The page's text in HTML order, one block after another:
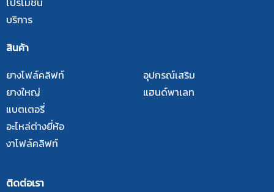
บริการ
สินค้า
ยางโฟล์คลิฟท์
ยางใหญ่
แบตเตอรี่
อะไหล่ต่างยี่ห้อ
งาโฟล์คลิฟท์
อุปกรณ์เสริม
แฮนด์พาเลท
ติดต่อเรา